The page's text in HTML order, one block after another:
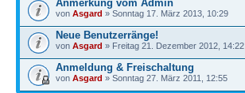
Anmerkung vom Admin
von Asgard » Sonntag 17. März 2013, 10:29
Neue Benutzerränge!
von Asgard » Freitag 21. Dezember 2012, 14:22
Anmeldung & Freischaltung
von Asgard » Sonntag 27. März 2011, 12:55